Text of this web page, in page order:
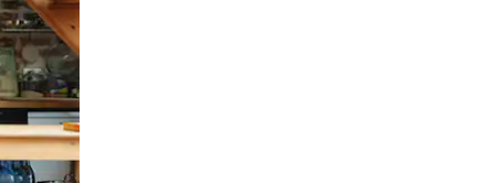
та гортання.